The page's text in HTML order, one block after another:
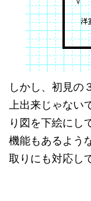
しかし、初見の
上出来じゃない
り図を下絵にし
機能もあるよう
取りにも対応し